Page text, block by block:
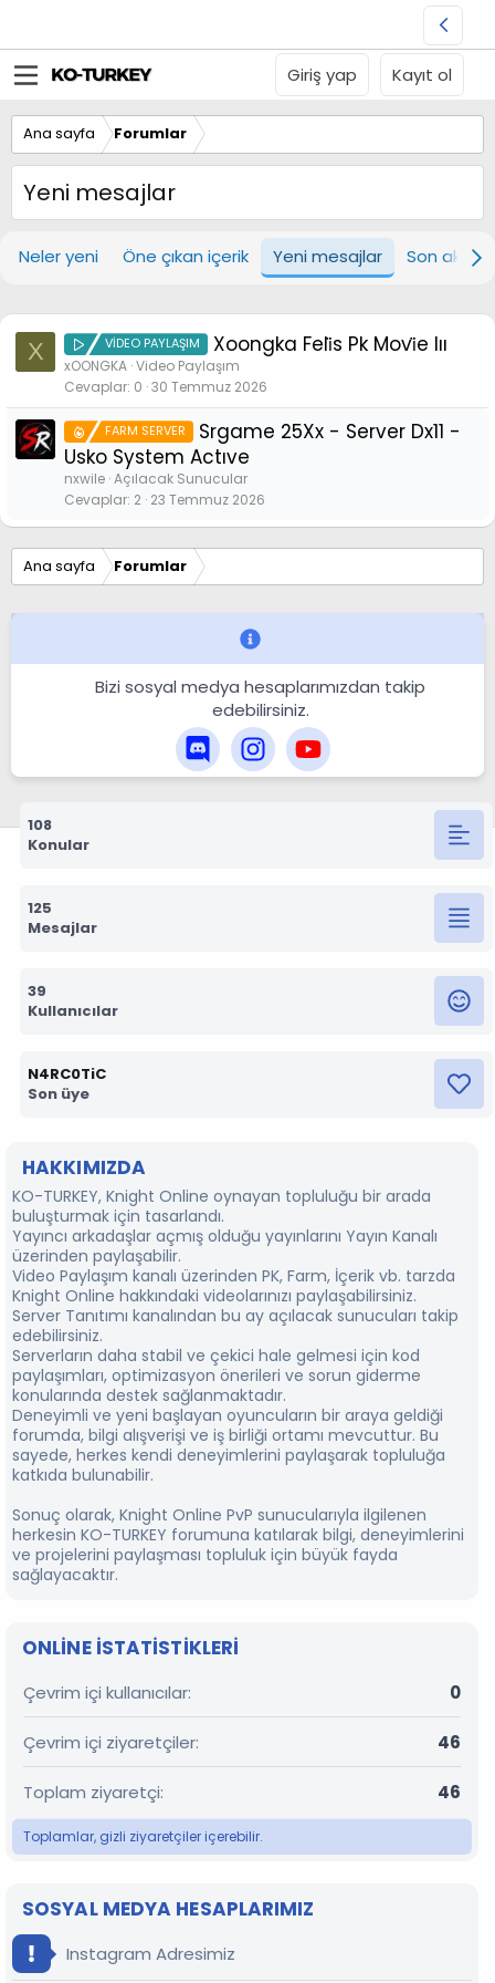
Giriş yap Kayıt ol
Ana sayfa Forumlar
Yeni mesajlar
Neler yeni Öne çıkan içerik Yeni mesajlar Son
X VİDEO PAYLAŞIM Xoongka Feli̇s Pk Movi̇e Iıı
xOONGKA Video Paylaşım
Cevaplar 0 30 Temmuz 2026
FARM SERVER
Srgame 25Xx - Server Dx11 -
Usko System Actıve
nxwile Açılacak Sunucular
Cevaplar 2 23 Temmuz 2026
Ana sayfa Forumlar
Bizi sosyal medya hesaplarımızdan takip
edebilirsiniz.
108
Konular
125
Mesajlar
39
Kullanıcılar
N4RC0TiC
Son üye
HAKKIMIZDA
KO-TURKEY, Knight Online oynayan topluluğu bir arada
buluşturmak için tasarlandı.
Yayıncı arkadaşlar açmış olduğu yayınlarını Yayın Kanalı
üzerinden paylaşabilir.
⁠Video Paylaşım kanalı üzerinden PK, Farm, İçerik vb. tarzda
Knight Online hakkındaki videolarınızı paylaşabilirsiniz.
Server Tanıtımı kanalından bu ay açılacak sunucuları takip
edebilirsiniz.
Serverların daha stabil ve çekici hale gelmesi için kod
paylaşımları, optimizasyon önerileri ve sorun giderme
konularında destek sağlanmaktadır.
Deneyimli ve yeni başlayan oyuncuların bir araya geldiği
forumda, bilgi alışverişi ve iş birliği ortamı mevcuttur. Bu
sayede, herkes kendi deneyimlerini paylaşarak topluluğa
katkıda bulunabilir.
Sonuç olarak, Knight Online PvP sunucularıyla ilgilenen
herkesin KO-TURKEY forumuna katılarak bilgi, deneyimlerini
ve projelerini paylaşması topluluk için büyük fayda
sağlayacaktır.
ONLINE ISTATISTIKLERI
Çevrim içi kullanıcılar 0
Çevrim içi ziyaretçiler 46
Toplam ziyaretçi 46
Toplamlar, gizli ziyaretçiler içerebilir.
SOSYAL MEDYA HESAPLARIMIZ
Instagram Adresimiz